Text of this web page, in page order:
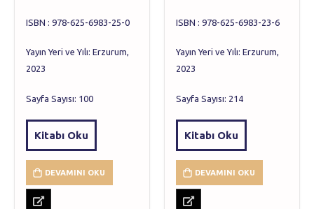
ISBN : 978-625-6983-25-0
Yayın Yeri ve Yılı: Erzurum,
2023
Sayfa Sayısı: 100
Kitabı Oku
DEVAMINI OKU
ISBN : 978-625-6983-23-6
Yayın Yeri ve Yılı: Erzurum,
2023
Sayfa Sayısı: 214
Kitabı Oku
DEVAMINI OKU